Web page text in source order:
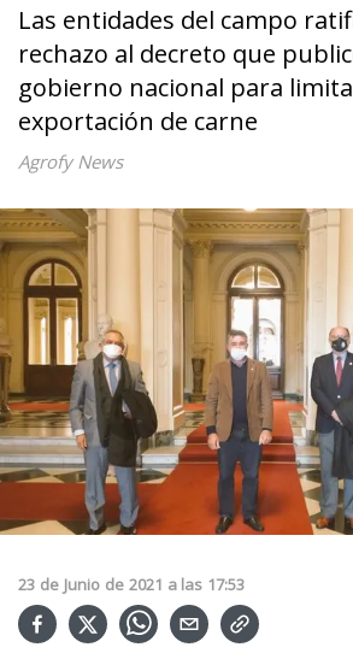
Las entidades del campo
rechazo al decreto que
gobierno nacional para
exportación de carne
Agrofy News
23 de Junio de 2021 a las 17:53